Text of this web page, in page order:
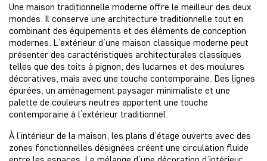
Une maison traditionnelle moderne offre le meilleur des deux
mondes. Il conserve une architecture traditionnelle tout en
combinant des équipements et des éléments de conception
modernes. L’extérieur d’une maison classique moderne peut
présenter des caractéristiques architecturales classiques
telles que des toits à pignon, des lucarnes et des moulures
décoratives, mais avec une touche contemporaine. Des lignes
épurées, un aménagement paysager minimaliste et une
palette de couleurs neutres apportent une touche
contemporaine à l’extérieur traditionnel.
À l’intérieur de la maison, les plans d’étage ouverts avec des
zones fonctionnelles désignées créent une circulation fluide